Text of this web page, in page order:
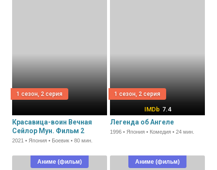
1 сезон, 2 серия
Красавица-воин Вечная
Сейлор Мун. Фильм 2
2021 • Япония • Боевик • 80 мин.
1 сезон, 2 серия
7.4
Легенда об Ангеле
1996 • Япония • Комедия • 24 мин.
Аниме (фильм) Аниме (фильм)